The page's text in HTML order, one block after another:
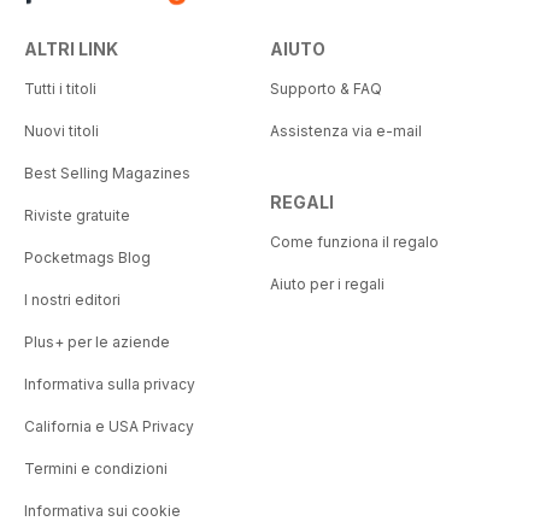
ALTRI LINK
Tutti i titoli
Nuovi titoli
Best Selling Magazines
Riviste gratuite
Pocketmags Blog
I nostri editori
Plus+ per le aziende
Informativa sulla privacy
California e USA Privacy
Termini e condizioni
Informativa sui cookie
AIUTO
Supporto & FAQ
Assistenza via e-mail
REGALI
Come funziona il regalo
Aiuto per i regali